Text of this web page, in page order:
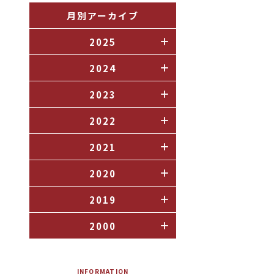
月別アーカイブ
2025
2024
2023
2022
2021
2020
2019
2000
INFORMATION